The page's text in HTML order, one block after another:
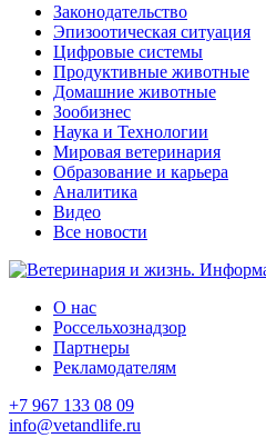
Законодательство
Эпизоотическая ситуация
Цифровые системы
Продуктивные животные
Домашние животные
Зообизнес
Наука и Технологии
Мировая ветеринария
Образование и карьера
Аналитика
Видео
Все новости
О нас
Россельхознадзор
Партнеры
Рекламодателям
+7 967 133 08 09
info@vetandlife.ru